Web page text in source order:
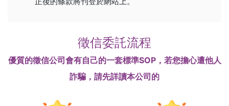
徵信委託流程
優質的徵信公司會有自己的一套標準SOP，若您擔心遭他人
詐騙，請先詳讀本公司的